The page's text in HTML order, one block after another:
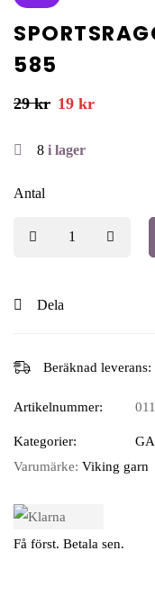
585
29kr 19 kr
8 i lager
Antal
Dela
Beräknad leverans:
Artikelnummer:
Kategorier:
Varumärke: Viking garn
Få först. Betala sen.